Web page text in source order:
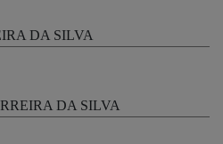
DA SILVA
DA SILVA